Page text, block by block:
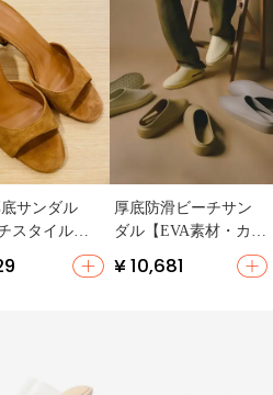
サンダル
スタイル・
ヌーディー
厚底防滑ビーチサン
ダル【EVA素材・カジ
ュアルデザイン・男
女兼用】
¥ 10,681